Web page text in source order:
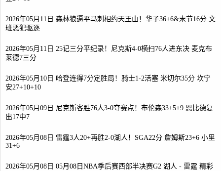
2026年05月11日 森林狼逼平马刺相约天王山！华子36+6&末节16分 文
班恶犯驱逐
2026年05月11日 25记三分平纪录！尼克斯4-0横扫76人进东决 麦克布
莱德7三分
2026年05月10日 哈登连得7分定胜局！骑士1-2活塞 米切尔35分 坎宁
安27+10+10
2026年05月09日 尼克斯客胜76人3-0夺赛点！布伦森33+5+9 恩比德复
出17中7
2026年05月08日 雷霆3人20+再胜2-0湖人！SGA22分 詹姆斯23+6 小里
31+6
2026年05月08日 05月08日NBA季后赛西部半决赛G2 湖人 - 雷霆 精彩